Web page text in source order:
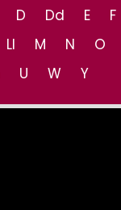
D Dd E F
Ll M N O
U W Y